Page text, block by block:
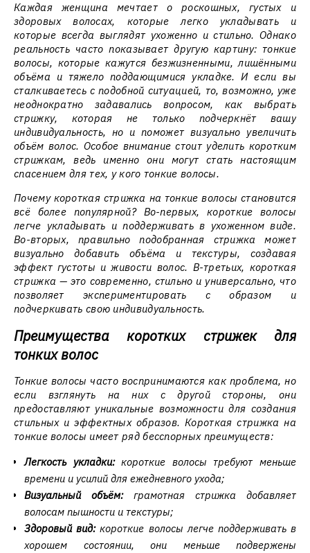
Каждая женщина мечтает о роскошных, густых и
здоровых волосах, которые легко укладывать и
которые всегда выглядят ухоженно и стильно. Однако
реальность часто показывает другую картину: тонкие
волосы, которые кажутся безжизненными, лишёнными
объёма и тяжело поддающимися укладке. И если вы
сталкиваетесь с подобной ситуацией, то, возможно, уже
неоднократно задавались вопросом, как выбрать
стрижку, которая не только подчеркнёт вашу
индивидуальность, но и поможет визуально увеличить
объём волос. Особое внимание стоит уделить коротким
стрижкам, ведь именно они могут стать настоящим
спасением для тех, у кого тонкие волосы.
Почему короткая стрижка на тонкие волосы становится
всё более популярной? Во-первых, короткие волосы
легче укладывать и поддерживать в ухоженном виде.
Во-вторых, правильно подобранная стрижка может
визуально добавить объёма и текстуры, создавая
эффект густоты и живости волос. В-третьих, короткая
стрижка — это современно, стильно и универсально, что
позволяет экспериментировать с образом и
подчеркивать свою индивидуальность.
Преимущества коротких стрижек для
тонких волос
Тонкие волосы часто воспринимаются как проблема, но
если взглянуть на них с другой стороны, они
предоставляют уникальные возможности для создания
стильных и эффектных образов. Короткая стрижка на
тонкие волосы имеет ряд бесспорных преимуществ:
Легкость укладки:короткие волосы требуют меньше
времени и усилий для ежедневного ухода;
Визуальный объём:грамотная стрижка добавляет
волосам пышности и текстуры;
Здоровый вид:короткие волосы легче поддерживать в
хорошем состоянии, они меньше подвержены